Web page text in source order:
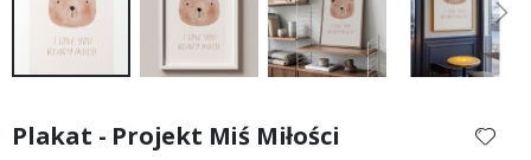
początek
Plakat - Projekt Miś Miłości